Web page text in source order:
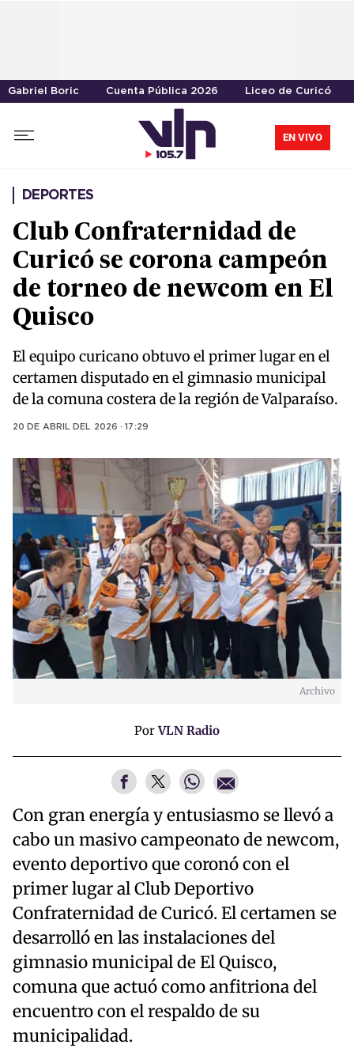
Gabriel Boric Cuenta Pública 2026 Liceo de Curicó
EN VIVO
DEPORTES
Club Confraternidad de
Curicó se corona campeón
de torneo de newcom en El
Quisco
El equipo curicano obtuvo el primer lugar en el
certamen disputado en el gimnasio municipal
de la comuna costera de la región de Valparaíso.
20 DE ABRIL DEL 2026 · 17:29
Archivo
PorVLN Radio
Con gran energía y entusiasmo se llevó a
cabo un masivo campeonato de newcom,
evento deportivo que coronó con el
primer lugar al Club Deportivo
Confraternidad de Curicó. El certamen se
desarrolló en las instalaciones del
gimnasio municipal de El Quisco,
comuna que actuó como anfitriona del
encuentro con el respaldo de su
municipalidad.